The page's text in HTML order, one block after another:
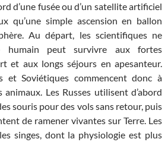
d’une fusée ou d’un satellite artificiel
qu’une simple ascension en ballon
Au départ, les scientifiques ne
humain peut survivre aux fortes
et aux longs séjours en apesanteur.
et Soviétiques commencent donc à
Les Russes utilisent d’abord
souris pour des vols sans retour, puis
de ramener vivantes sur Terre. Les
singes, dont la physiologie est plus